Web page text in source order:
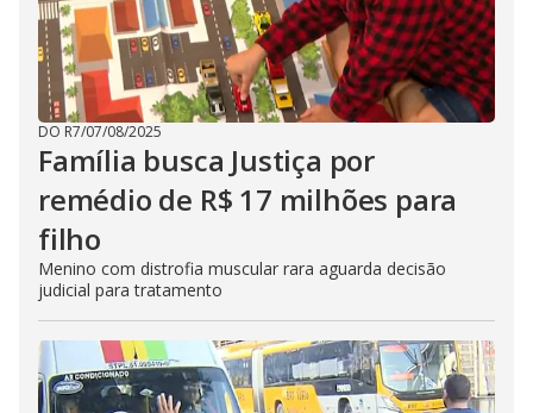
DO R7/07/08/2025
Família busca Justiça por
remédio de R$ 17 milhões para
filho
Menino com distrofia muscular rara aguarda decisão
judicial para tratamento